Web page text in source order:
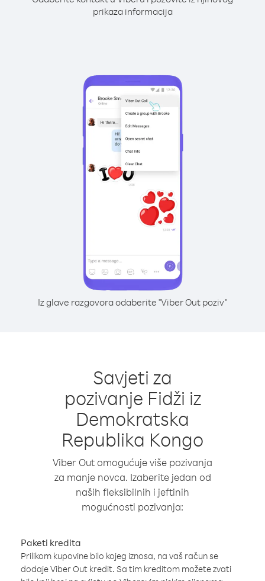
prikaza informacija
Iz glave razgovora odaberite "Viber Out poziv"
Savjeti za
pozivanje Fidži iz
Demokratska
Republika Kongo
Viber Out omogućuje više pozivanja
za manje novca. Izaberite jedan od
naših fleksibilnih i jeftinih
mogućnosti pozivanja:
Paketi kredita
Prilikom kupovine bilo kojeg iznosa, na vaš račun se
dodaje Viber Out kredit. Sa tim kreditom možete zvati